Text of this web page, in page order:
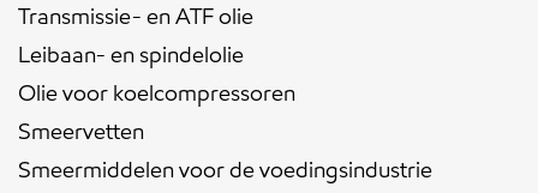
Transmissie- en ATF olie
Leibaan- en spindelolie
Olie voor koelcompressoren
Smeervetten
Smeermiddelen voor de voedingsindustrie